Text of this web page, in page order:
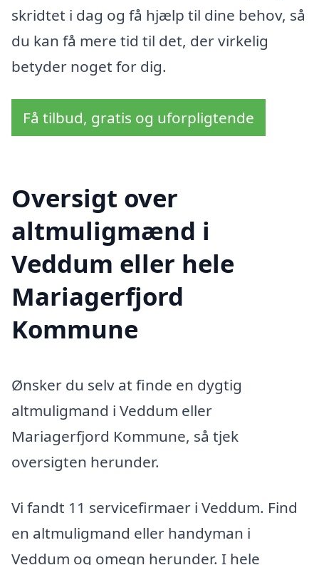
skridtet i dag og få hjælp til dine behov, så
du kan få mere tid til det, der virkelig
betyder noget for dig.
Få tilbud, gratis og uforpligtende
Oversigt over
altmuligmænd i
Veddum eller hele
Mariagerfjord
Kommune
Ønsker du selv at finde en dygtig
altmuligmand i Veddum eller
Mariagerfjord Kommune, så tjek
oversigten herunder.
Vi fandt 11 servicefirmaer i Veddum. Find
en altmuligmand eller handyman i
Veddum og omegn herunder. I hele